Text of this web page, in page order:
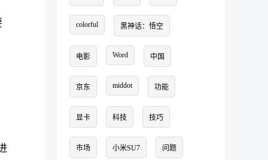
colorful 黑神话：悟空
电影 Word 中国
京东 middot 功能
显卡 科技 技巧
市场 小米SU7 问题